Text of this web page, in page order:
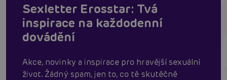
Sexletter Erosstar: Tvá
inspirace na každodenní
dovádění
Akce, novinky a inspirace pro hravější sexuální
život. Žádný spam, jen to, co tě skutěčně